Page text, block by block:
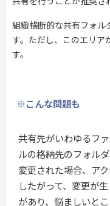
組織横断的な共有フォル
す。ただし、このエリア
す。
※こんな問題も
共有先がいわゆるフ
ルの格納先のフォル
変更された場合、ア
したがって、変更が
があり、悩ましいとこ